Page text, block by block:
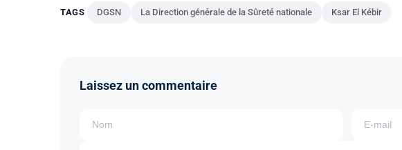
TAGS DGSN La Direction générale de la Sûreté nationale Ksar El Kébir
Laissez un commentaire